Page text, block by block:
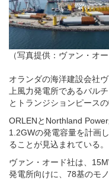
（写真提供：ヴァン・オー
オランダの海洋建設会社
上風力発電所であるバル
とトランジションピース
ORLENとNorthland
1.2GWの発電容量を計画
ることが見込まれている。
ヴァン・オード社は、
発電所向けに、78基のモ